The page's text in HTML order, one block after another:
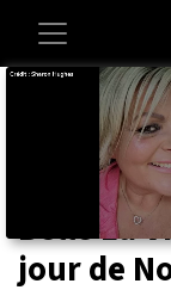
Societe
Laurent
Belle La
jour de